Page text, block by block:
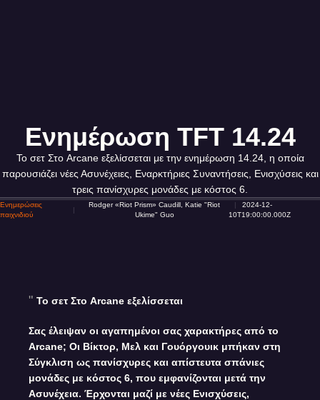
Ενημέρωση TFT 14.24
Το σετ Στο Arcane εξελίσσεται με την ενημέρωση 14.24, η οποία
παρουσιάζει νέες Ασυνέχειες, Εναρκτήριες Συναντήσεις, Ενισχύσεις και
τρεις πανίσχυρες μονάδες με κόστος 6.
Ενημερώσεις
παιχνιδιού
Rodger «Riot Prism» Caudill, Katie "Riot
Ukime" Guo
2024-12-
10T19:00:00.000Z
Το σετ Στο Arcane εξελίσσεται
Σας έλειψαν οι αγαπημένοι σας χαρακτήρες από το
Arcane; Οι Βίκτορ, Μελ και Γουόργουικ μπήκαν στη
Σύγκλιση ως πανίσχυρες και απίστευτα σπάνιες
μονάδες με κόστος 6, που εμφανίζονται μετά την
Ασυνέχεια. Έρχονται μαζί με νέες Ενισχύσεις,